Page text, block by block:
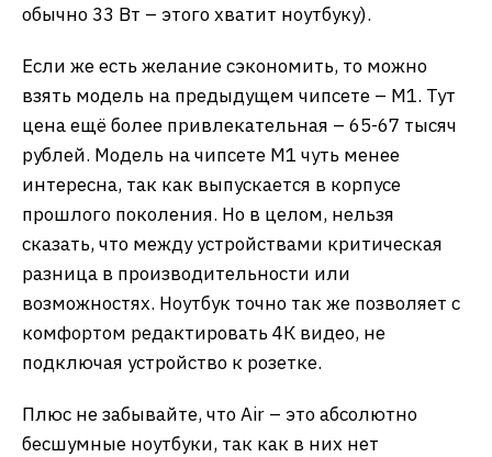
обычно 33 Вт – этого хватит ноутбуку).
Если же есть желание сэкономить, то можно
взять модель на предыдущем чипсете – М1. Тут
цена ещё более привлекательная – 65-67 тысяч
рублей. Модель на чипсете М1 чуть менее
интересна, так как выпускается в корпусе
прошлого поколения. Но в целом, нельзя
сказать, что между устройствами критическая
разница в производительности или
возможностях. Ноутбук точно так же позволяет с
комфортом редактировать 4К видео, не
подключая устройство к розетке.
Плюс не забывайте, что Air – это абсолютно
бесшумные ноутбуки, так как в них нет